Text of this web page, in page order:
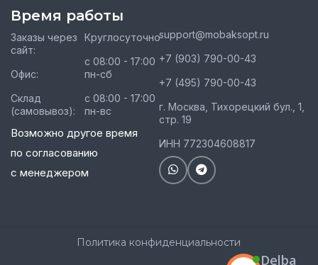
Время работы
Заказы через
сайт:
Офис:
Склад
(самовывоз):
Круглосуточно
с 08:00 - 17:00
пн-сб
с 08:00 - 17:00
пн-вс
Возможно другое время
по согласованию
с менеджером
support@mobaksopt.ru
+7 (903) 790-00-43
+7 (495) 790-00-43
г. Москва, Тихорецкий бул., 1,
стр. 19
ИНН 772304608817
Политика конфиденциальности
Delba